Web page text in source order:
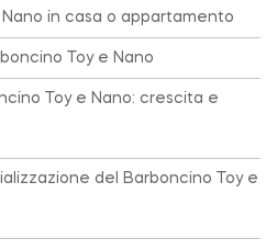
Nano in casa o appartamento
Toy e Nano
Toy e Nano: crescita e
del Barboncino Toy e